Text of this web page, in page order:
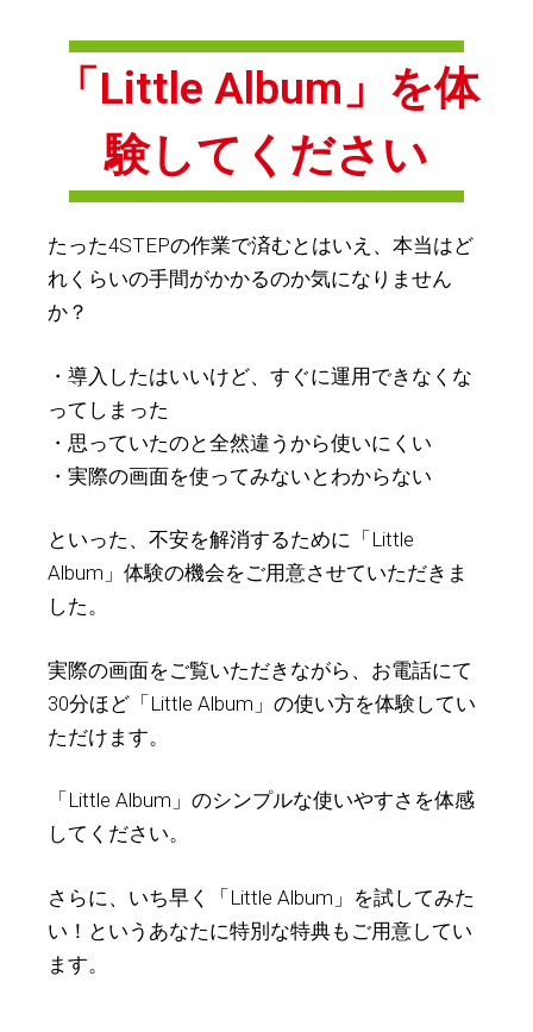
「Little Album」を体
験してください
たった4STEPの作業で済むとはいえ、本当はど
れくらいの手間がかかるのか気になりません
か？
・導入したはいいけど、すぐに運用できなくな
ってしまった
・思っていたのと全然違うから使いにくい
・実際の画面を使ってみないとわからない
といった、不安を解消するために「Little
Album」体験の機会をご用意させていただきま
した。
実際の画面をご覧いただきながら、お電話にて
30分ほど「Little Album」の使い方を体験してい
ただけます。
「Little Album」のシンプルな使いやすさを体感
してください。
さらに、いち早く「Little Album」を試してみた
い！というあなたに特別な特典もご用意してい
ます。